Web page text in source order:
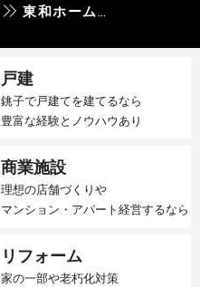
東和ホームとは
戸建
銚子で戸建てを建てるなら​
豊富な経験とノウハウあり
商業施設
理想の店舗づくりや
マンション・アパート経営するなら
リフォーム
家の一部や老朽化対策